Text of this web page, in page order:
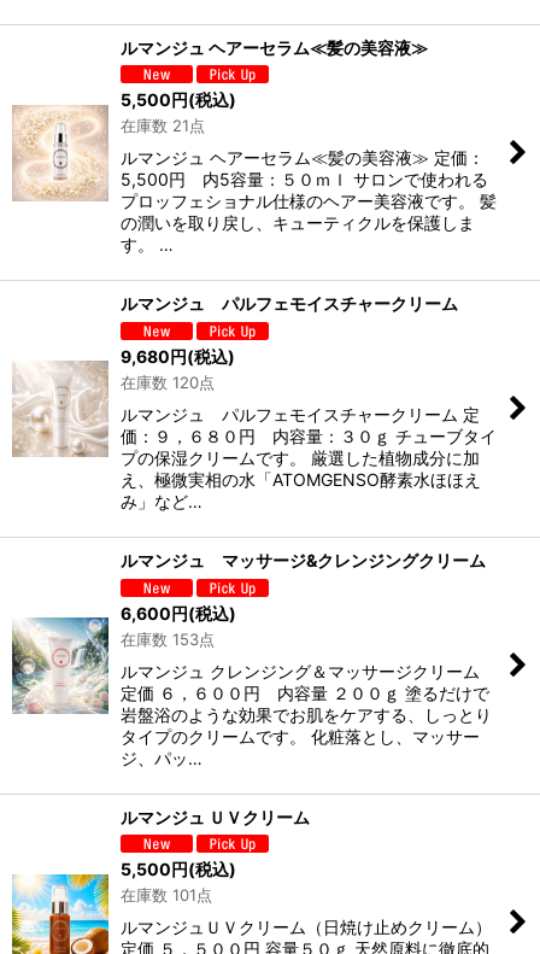
ルマンジュ ヘアーセラム≪髪の美容液≫
5,500円(税込)
在庫数 21点
ルマンジュ ヘアーセラム≪髪の美容液≫ 定価：
5,500円 内5容量：５０ｍｌ サロンで使われる
プロッフェショナル仕様のヘアー美容液です。 髪
の潤いを取り戻し、キューティクルを保護しま
す。 …
ルマンジュ パルフェモイスチャークリーム
9,680円(税込)
在庫数 120点
ルマンジュ パルフェモイスチャークリーム 定
価：９，６８０円 内容量：３０ｇ チューブタイ
プの保湿クリームです。 厳選した植物成分に加
え、極微実相の水「ATOMGENSO酵素水ほほえ
み」など…
ルマンジュ マッサージ&クレンジングクリーム
6,600円(税込)
在庫数 153点
ルマンジュ クレンジング＆マッサージクリーム
定価 ６，６００円 内容量 ２００ｇ 塗るだけで
岩盤浴のような効果でお肌をケアする、しっとり
タイプのクリームです。 化粧落とし、マッサー
ジ、パッ…
ルマンジュ ＵＶクリーム
5,500円(税込)
在庫数 101点
ルマンジュＵＶクリーム（日焼け止めクリーム）
定価 ５，５００円 容量５０ｇ 天然原料に徹底的